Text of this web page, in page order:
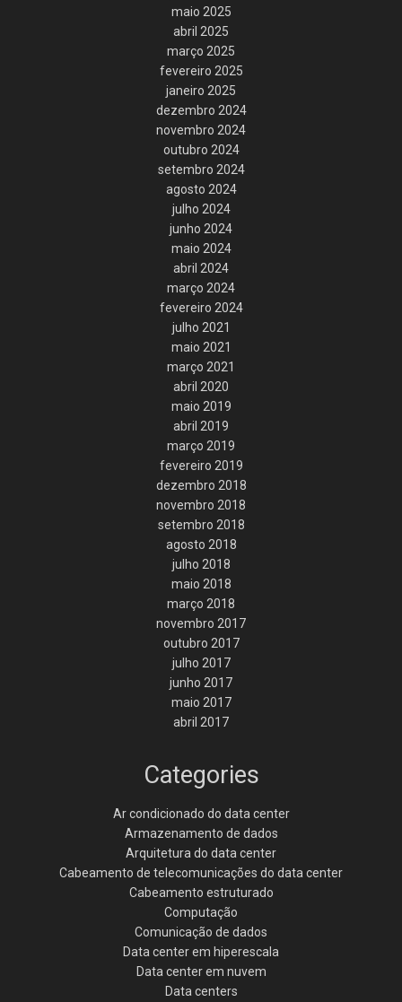
maio 2025
abril 2025
março 2025
fevereiro 2025
janeiro 2025
dezembro 2024
novembro 2024
outubro 2024
setembro 2024
agosto 2024
julho 2024
junho 2024
maio 2024
abril 2024
março 2024
fevereiro 2024
julho 2021
maio 2021
março 2021
abril 2020
maio 2019
abril 2019
março 2019
fevereiro 2019
dezembro 2018
novembro 2018
setembro 2018
agosto 2018
julho 2018
maio 2018
março 2018
novembro 2017
outubro 2017
julho 2017
junho 2017
maio 2017
abril 2017
Categories
Ar condicionado do data center
Armazenamento de dados
Arquitetura do data center
Cabeamento de telecomunicações do data center
Cabeamento estruturado
Computação
Comunicação de dados
Data center em hiperescala
Data center em nuvem
Data centers